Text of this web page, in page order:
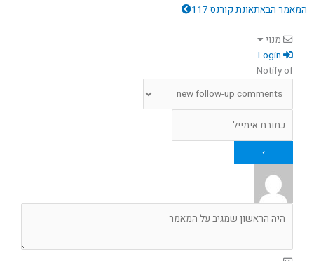
המאמר הבאתאונת קורנס 117
מנוי
Notify of